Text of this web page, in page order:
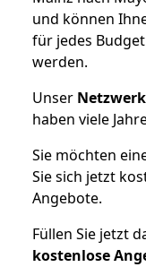
und können
für jedes
werden.
Unser Netzwerk
haben viele
Sie möchten
Sie sich jetzt
Angebote.
Füllen Sie jetzt
kostenlose